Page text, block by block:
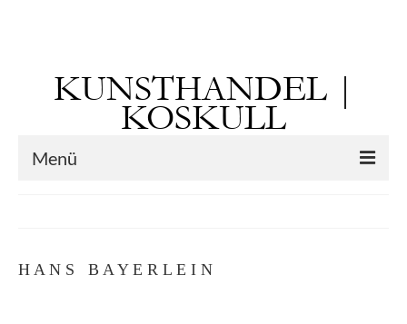
KUNSTHANDEL |
KOSKULL
Menü
H A N S B A Y E R L E I N